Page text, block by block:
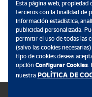
Esta página web, propiedad
terceros con la finalidad de
información estadística,
publicidad personalizada.
permitir el uso de todas las
(salvo las cookies
tipo de cookies deseas
opción Configurar Cookies.
nuestra POLÍTICA DE